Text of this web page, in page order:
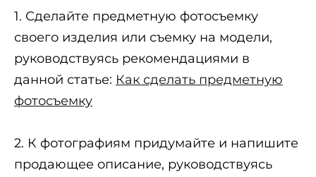
1. Сделайте предметную фотосъемку
своего изделия или съемку на модели,
руководствуясь рекомендациями в
данной статье: Как сделать предметную
фотосъемку
2. К фотографиям придумайте и напишите
продающее описание, руководствуясь